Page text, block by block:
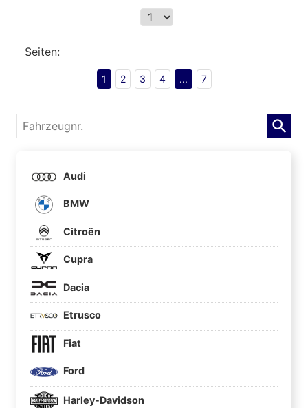
Seiten:
1 2 3 4 ... 7
Fahrzeugnr.
Audi
BMW
Citroën
Cupra
Dacia
Etrusco
Fiat
Ford
Harley-Davidson